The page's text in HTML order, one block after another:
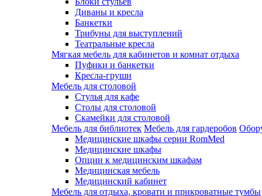
Диваны и кресла
Банкетки
Трибуны для выступлений
Театральные кресла
Мягкая мебель для кабинетов и комнат отдыха
Пуфики и банкетки
Кресла-груши
Мебель для столовой
Cтулья для кафе
Cтолы для столовой
Скамейки для столовой
Мебель для библиотек Мебель для гардеробов
Медицинские шкафы серии RomMed
Медицинские шкафы
Опции к медицинским шкафам
Медицинская мебель
Медицинский кабинет
Мебель для отдыха, кровати и прикроватные тумбы